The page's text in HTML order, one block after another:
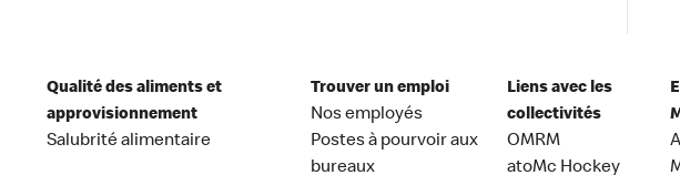
Qualité des aliments et
approvisionnement
Salubrité alimentaire
Trouver un emploi
Nos employés
Postes à pourvoir aux
bureaux
Liens avec les
collectivités
OMRM
atoMc Hockey